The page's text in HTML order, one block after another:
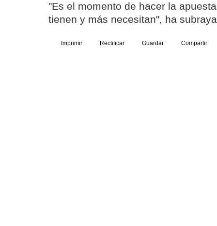
"Es el momento de hacer la
tienen y más necesitan", ha
Imprimir Rectificar Guardar Compartir